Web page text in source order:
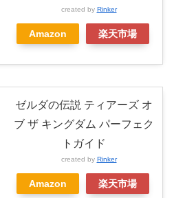
created by Rinker
Amazon 楽天市場
ゼルダの伝説 ティアーズ オ
ブ ザ キングダム パーフェク
トガイド
created by Rinker
Amazon 楽天市場